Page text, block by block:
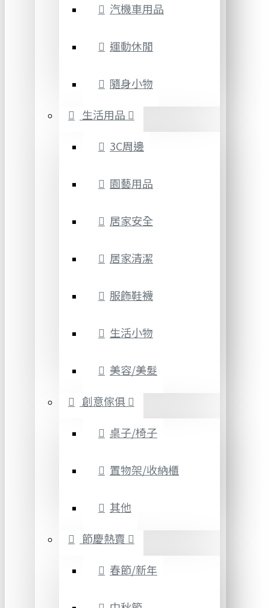
汽機車用品
運動休閒
隨身小物
生活用品
3C周邊
園藝用品
居家安全
居家清潔
服飾鞋襪
生活小物
美容/美髮
創意傢俱
桌子/椅子
置物架/收納櫃
其他
節慶熱賣
春節/新年